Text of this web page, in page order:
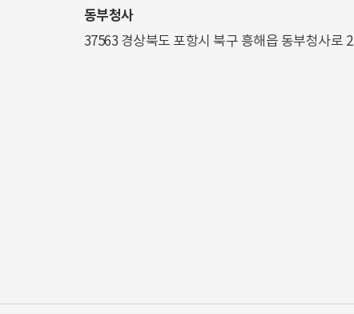
동부청사
37563 경상북도 포항시 북구 흥해읍 동부청사로 2